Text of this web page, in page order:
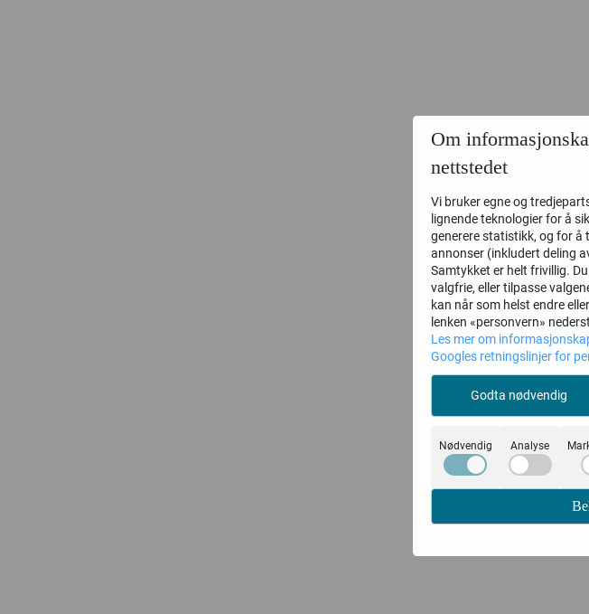
Om
nettstedet
Vi bruker egne og
lignende teknologier for å
generere statistikk, og for å
annonser (inkludert deling
Samtykket er helt frivillig.
valgfrie, eller tilpasse
kan når som helst endre
lenken «personvern»
Les mer om
Googles retningslinjer for
Godta nødvendig
Nødvendig Analyse